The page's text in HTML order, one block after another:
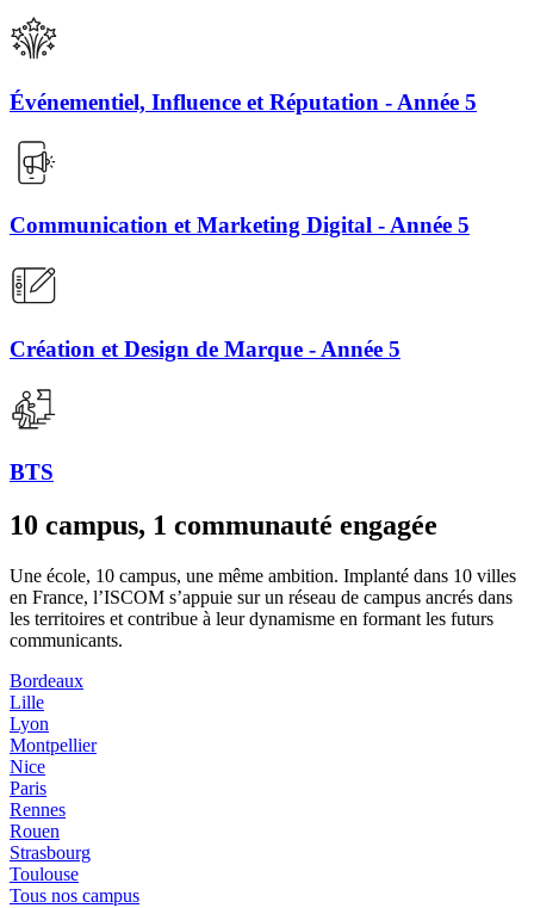
Événementiel, Influence et Réputation - Année 5
Communication et Marketing Digital - Année 5
Création et Design de Marque - Année 5
BTS
10 campus, 1 communauté engagée
Une école, 10 campus, une même ambition. Implanté dans 10 villes
en France, l’ISCOM s’appuie sur un réseau de campus ancrés dans
les territoires et contribue à leur dynamisme en formant les futurs
communicants.
Bordeaux
Lille
Lyon
Montpellier
Nice
Paris
Rennes
Rouen
Strasbourg
Toulouse
Tous nos campus